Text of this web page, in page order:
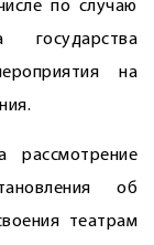
по случаю
на
рассмотрение
об
театрам